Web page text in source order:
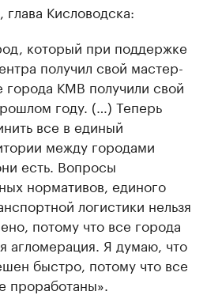
Кисловодска:
который при поддержке
получил свой мастер-
города КМВ получили свой
году. (…) Теперь
все в единый
между городами
есть. Вопросы
нормативов, единого
логистики нельзя
потому что все города
агломерация. Я думаю, что
быстро, потому что все
проработаны».